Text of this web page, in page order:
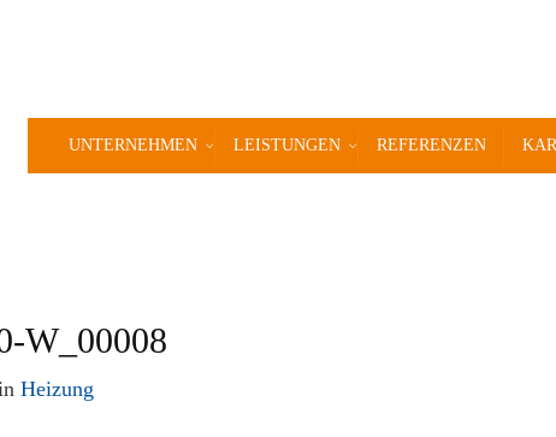
UNTERNEHMEN LEISTUNGEN REFERENZEN
W_00008
Heizung